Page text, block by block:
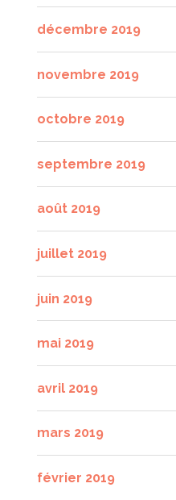
décembre 2019
novembre 2019
octobre 2019
septembre 2019
août 2019
juillet 2019
juin 2019
mai 2019
avril 2019
mars 2019
février 2019